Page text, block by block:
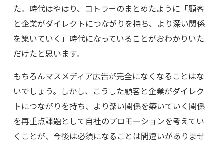
た。時代はやはり、コトラーのまとめたように「顧客
と企業がダイレクトにつながりを持ち、より深い関係
を築いていく」時代になっていることがおわかりいた
だけたと思います。
もちろんマスメディア広告が完全になくなることはな
いでしょう。しかし、こうした顧客と企業がダイレク
トにつながりを持ち、より深い関係を築いていく関係
を再重点課題として自社のプロモーションを考えてい
くことが、今後は必須になることは間違いがありませ